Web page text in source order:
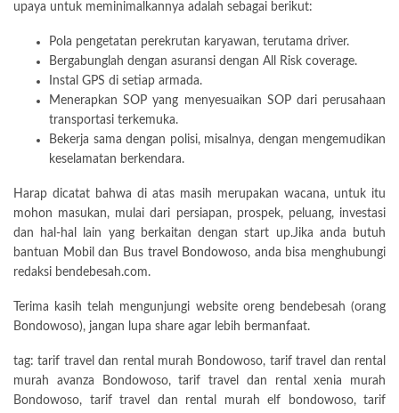
upaya untuk meminimalkannya adalah sebagai berikut:
Pola pengetatan perekrutan karyawan, terutama driver.
Bergabunglah dengan asuransi dengan All Risk coverage.
Instal GPS di setiap armada.
Menerapkan SOP yang menyesuaikan SOP dari perusahaan
transportasi terkemuka.
Bekerja sama dengan polisi, misalnya, dengan mengemudikan
keselamatan berkendara.
Harap dicatat bahwa di atas masih merupakan wacana, untuk itu
mohon masukan, mulai dari persiapan, prospek, peluang, investasi
dan hal-hal lain yang berkaitan dengan start up.Jika anda butuh
bantuan Mobil dan Bus travel Bondowoso, anda bisa menghubungi
redaksi bendebesah.com.
Terima kasih telah mengunjungi website oreng bendebesah (orang
Bondowoso), jangan lupa share agar lebih bermanfaat.
tag: tarif travel dan rental murah Bondowoso, tarif travel dan rental
murah avanza Bondowoso, tarif travel dan rental xenia murah
Bondowoso, tarif travel dan rental murah elf bondowoso, tarif